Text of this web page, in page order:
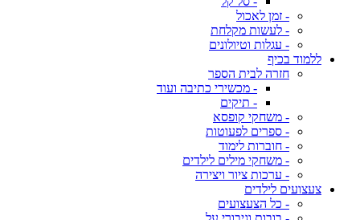
- זמן לאכול
- לעשות מקלחת
- עגלות וטיולונים
ללמוד בכיף
חזרה לבית הספר
- מכשירי כתיבה ועוד
- תיקים
- משחקי קופסא
- ספרים לפעוטות
- חוברות לימוד
- משחקי מילים לילדים
- ערכות ציור ויצירה
צעצועים לילדים
- כל הצעצועים